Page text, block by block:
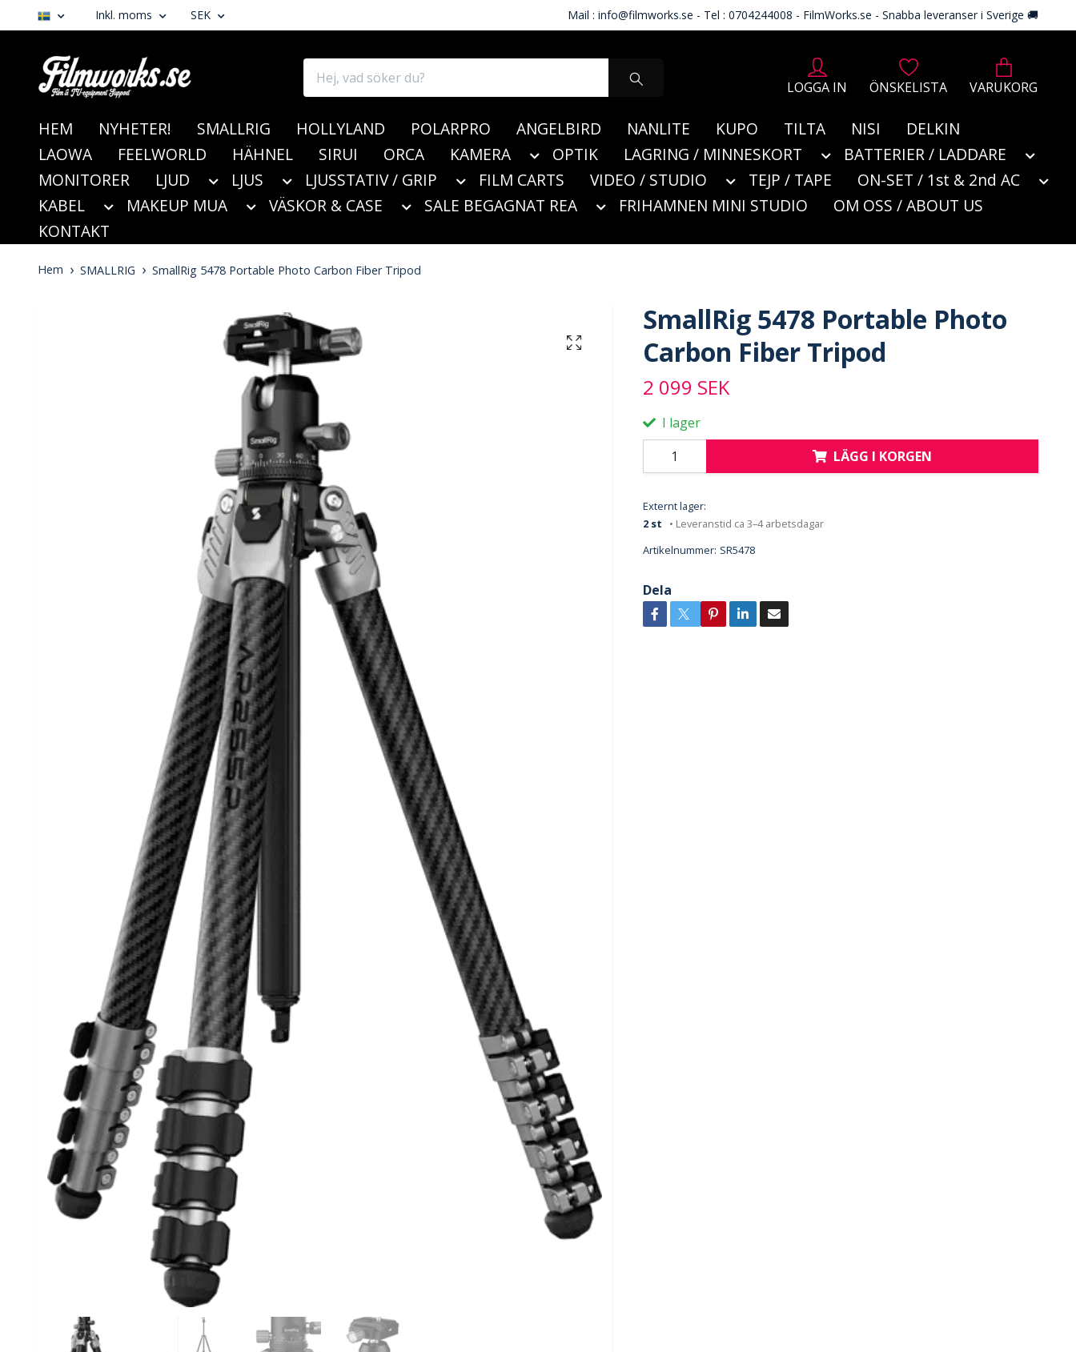
Inkl. moms SEK Mail : info@filmworks.se - Tel : 0704244008 - FilmWorks.se - Snabba leveranser i Sverige 🚚
LOGGA IN ÖNSKELISTA VARUKORG
HEM NYHETER! SMALLRIG HOLLYLAND POLARPRO ANGELBIRD NANLITE KUPO TILTA NISI
DELKIN
LAOWA
FEELWORLD HÄHNEL SIRUI ORCA KAMERA OPTIK LAGRING / MINNESKORT
BATTERIER / LADDARE
MONITORER
LJUD LJUS LJUSSTATIV / GRIP FILM CARTS VIDEO / STUDIO TEJP / TAPE
ON-SET / 1st & 2nd AC
KABEL
MAKEUP MUA VÄSKOR & CASE SALE BEGAGNAT REA FRIHAMNEN MINI STUDIO
OM OSS / ABOUT US
KONTAKT
Hem SMALLRIG SmallRig 5478 Portable Photo Carbon Fiber Tripod
SmallRig 5478 Portable Photo
Carbon Fiber Tripod
2 099 SEK
I lager
LÄGG I KORGEN
Externt lager:
2 st
• Leveranstid ca 3–4 arbetsdagar
Artikelnummer: SR5478
Dela